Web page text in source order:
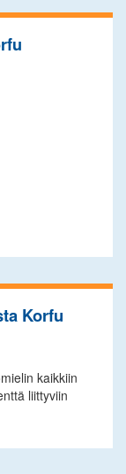
Korfu
kaikkiin
liittyviin